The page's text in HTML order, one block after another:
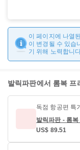
이 페이지에 나열
이 변경될 수 있습
기 위해 노력합니
발릭파판에서 롬복 프
독점 항공편 특
발릭파판 - 롬
US$ 89.51